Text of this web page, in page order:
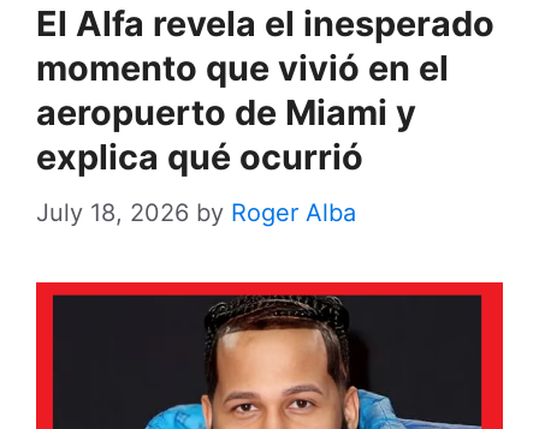
El Alfa revela el inesperado
momento que vivió en el
aeropuerto de Miami y
explica qué ocurrió
July 18, 2026 by Roger Alba